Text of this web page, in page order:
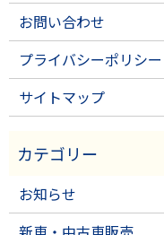
お問い合わせ
プライバシーポリシー
サイトマップ
お知らせ